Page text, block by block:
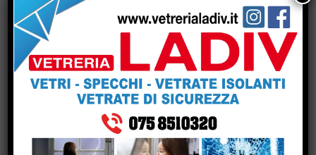
Fiere di San Bartolomeo, la Chianina
torna in gara: al parco Langer la sfida
di 30 giganti bianchi
Casa di Rosa, gli Sbandieratori
scaldano il cuore: il Soroptimist dona
un condizionatore e due buoni spesa